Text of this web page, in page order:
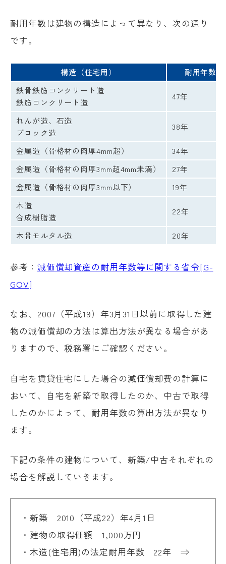
耐用年数は建物の構造によって異なり、次の通り
です。
構造（住宅用）
耐用年数
鉄骨鉄筋コンクリート造
鉄筋コンクリート造
47年
れんが造、石造
ブロック造
38年
金属造（骨格材の肉厚4mm超）
34年
金属造（骨格材の肉厚3mm超4mm未満）
27年
金属造（骨格材の肉厚3mm以下）
19年
木造
合成樹脂造
22年
木骨モルタル造 20年
参考： 減価償却資産の耐用年数等に関する省令[G-
GOV]
なお、2007（平成19）年3月31日以前に取得した建
物の減価償却の方法は算出方法が異なる場合があ
りますので、税務署にご確認ください。
自宅を賃貸住宅にした場合の減価償却費の計算に
おいて、自宅を新築で取得したのか、中古で取得
したのかによって、耐用年数の算出方法が異なり
ます。
下記の条件の建物について、新築/中古それぞれの
場合を解説していきます。
・新築 2010（平成22）年4月1日
・建物の取得価額 1,000万円
・木造(住宅用)の法定耐用年数 22年 ⇒